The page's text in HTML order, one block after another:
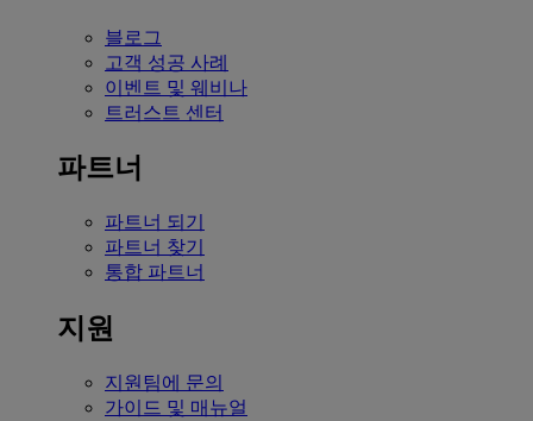
블로그
고객 성공 사례
이벤트 및 웨비나
트러스트 센터
파트너
파트너 되기
파트너 찾기
통합 파트너
지원
지원팀에 문의
가이드 및 매뉴얼